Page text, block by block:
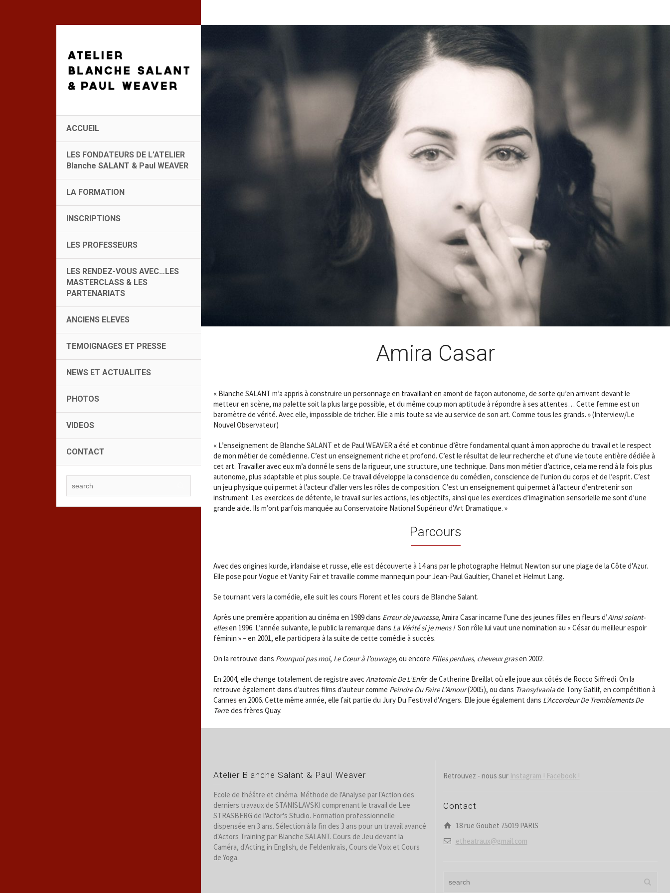
ACCUEIL
LES FONDATEURS DE L’ATELIER
Blanche SALANT & Paul WEAVER
LA FORMATION
INSCRIPTIONS
LES PROFESSEURS
LES RENDEZ-VOUS AVEC…LES
MASTERCLASS & LES
PARTENARIATS
ANCIENS ELEVES
TEMOIGNAGES ET PRESSE
NEWS ET ACTUALITES
PHOTOS
VIDEOS
CONTACT
Amira Casar
« Blanche SALANT m’a appris à construire un personnage en travaillant en amont de façon autonome, de sorte qu’en arrivant devant le
metteur en scène, ma palette soit la plus large possible, et du même coup mon aptitude à répondre à ses attentes… Cette femme est un
baromètre de vérité. Avec elle, impossible de tricher. Elle a mis toute sa vie au service de son art. Comme tous les grands. » (Interview/Le
Nouvel Observateur)
« L’enseignement de Blanche SALANT et de Paul WEAVER a été et continue d’être fondamental quant à mon approche du travail et le respect
de mon métier de comédienne. C’est un enseignement riche et profond. C’est le résultat de leur recherche et d’une vie toute entière dédiée à
cet art. Travailler avec eux m’a donné le sens de la rigueur, une structure, une technique. Dans mon métier d’actrice, cela me rend à la fois plus
autonome, plus adaptable et plus souple. Ce travail développe la conscience du comédien, conscience de l’union du corps et de l’esprit. C’est
un jeu physique qui permet à l’acteur d’aller vers les rôles de composition. C’est un enseignement qui permet à l’acteur d’entretenir son
instrument. Les exercices de détente, le travail sur les actions, les objectifs, ainsi que les exercices d’imagination sensorielle me sont d’une
grande aide. Ils m’ont parfois manquée au Conservatoire National Supérieur d’Art Dramatique. »
Parcours
Avec des origines kurde, irlandaise et russe, elle est découverte à 14 ans par le photographe Helmut Newton sur une plage de la Côte d’Azur.
Elle pose pour Vogue et Vanity Fair et travaille comme mannequin pour Jean-Paul Gaultier, Chanel et Helmut Lang.
Se tournant vers la comédie, elle suit les cours Florent et les cours de Blanche Salant.
Après une première apparition au cinéma en 1989 dans Erreur de jeunesse, Amira Casar incarne l’une des jeunes filles en fleurs d’Ainsi soient-
ellesen 1996. L’année suivante, le public la remarque dans La Vérité si je mens ! Son rôle lui vaut une nomination au « César du meilleur espoir
féminin » – en 2001, elle participera à la suite de cette comédie à succès.
On la retrouve dans Pourquoi pas moi, Le Cœur à l’ouvrage, ou encore Filles perdues, cheveux grasen 2002.
En 2004, elle change totalement de registre avecAnatomie De L’Enfer de Catherine Breillat où elle joue aux côtés de Rocco Siffredi. On la
retrouve également dans d’autres films d’auteur comme Peindre Ou Faire L’Amour(2005), ou dans Transylvaniade Tony Gatlif, en compétition à
Cannes en 2006. Cette même année, elle fait partie du Jury Du Festival d’Angers. Elle joue également dans L’Accordeur De Tremblements De
Terre des frères Quay.
Atelier Blanche Salant & Paul Weaver
Ecole de théâtre et cinéma. Méthode de l'Analyse par l'Action des
derniers travaux de STANISLAVSKI comprenant le travail de Lee
STRASBERG de l'Actor's Studio. Formation professionnelle
dispensée en 3 ans. Sélection à la fin des 3 ans pour un travail avancé
d'Actors Training par Blanche SALANT. Cours de Jeu devant la
Caméra, d'Acting in English, de Feldenkraïs, Cours de Voix et Cours
de Yoga.
Retrouvez - nous sur Instagram ! Facebook !
Contact
18 rue Goubet 75019 PARIS
etheatraux@gmail.com